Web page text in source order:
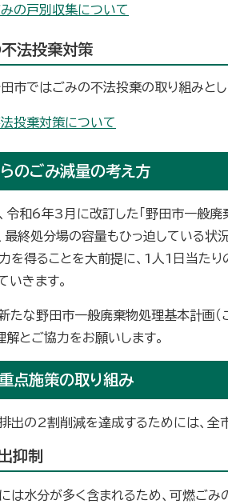
の戸別収集について
法投棄対策
市ではごみの不法投棄の取り組みとし
投棄対策について
のごみ減量の考え方
令和6年3月に改訂した「野田市一般廃
最終処分場の容量もひっ迫している状
を得ることを大前提に、1人1日当た
いきます。
たな野田市一般廃棄物処理基本計画
解とご協力をお願いします。
点施策の取り組み
出の2割削減を達成するためには、全
抑制
は水分が多く含まれるため、可燃ご